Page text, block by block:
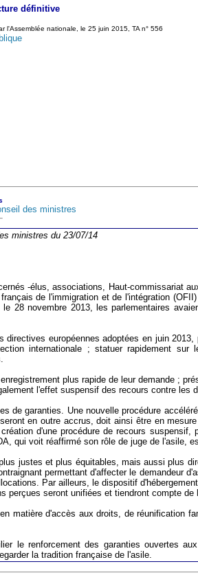
définitive
l'Assemblée nationale, le 25 juin 2015, TA n° 556
des ministres
ministres du 23/07/14
-élus, associations, Haut-commissariat
de l'immigration et de l'intégration
28 novembre 2013, les parlementaires
européennes adoptées en juin 2013,
internationale ; statuer rapidement sur
plus rapide de leur demande ;
l'effet suspensif des recours contre les
de garanties. Une nouvelle procédure
en outre accrus, doit ainsi être en
d'une procédure de recours suspensif,
qui voit réaffirmé son rôle de juge de l'asile,
justes et plus équitables, mais aussi plus
permettant d'affecter le demandeur
Par ailleurs, le dispositif
perçues seront unifiées et tiendront compte
matière d'accès aux droits, de réunification
le renforcement des garanties ouvertes
la tradition française de l'asile.